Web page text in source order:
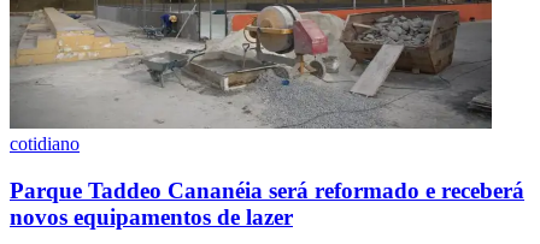
cotidiano
Parque Taddeo Cananéia será reformado e receberá
novos equipamentos de lazer